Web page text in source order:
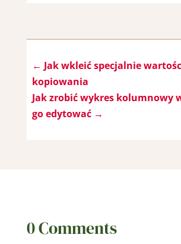
← Jak wkleić specjalnie
kopiowania
Jak zrobić wykres kolumnowy
go edytować→
0 Comments